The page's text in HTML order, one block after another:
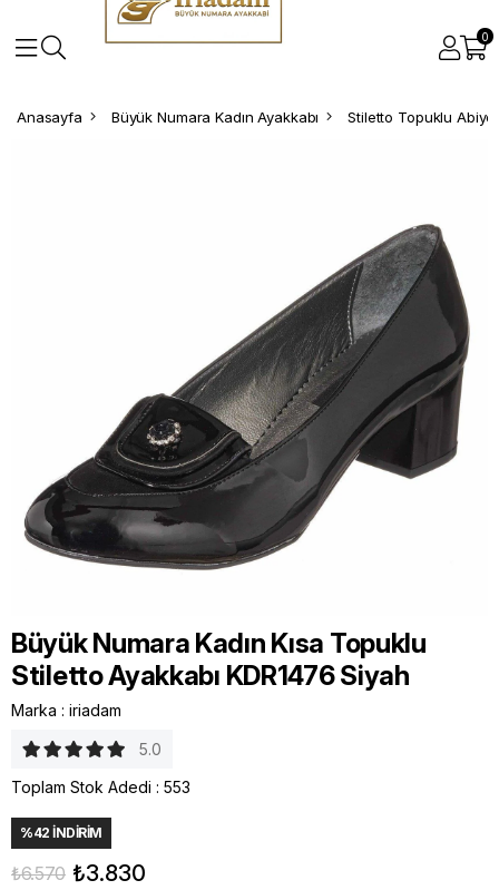
0
Anasayfa Büyük Numara Kadın Ayakkabı Stiletto Topuklu Abiye
Büyük Numara Kadın Kısa Topuklu
Stiletto Ayakkabı KDR1476 Siyah
Marka : iriadam
5.0
Toplam Stok Adedi : 553
%42 İNDIRIM
₺6.570 ₺3.830